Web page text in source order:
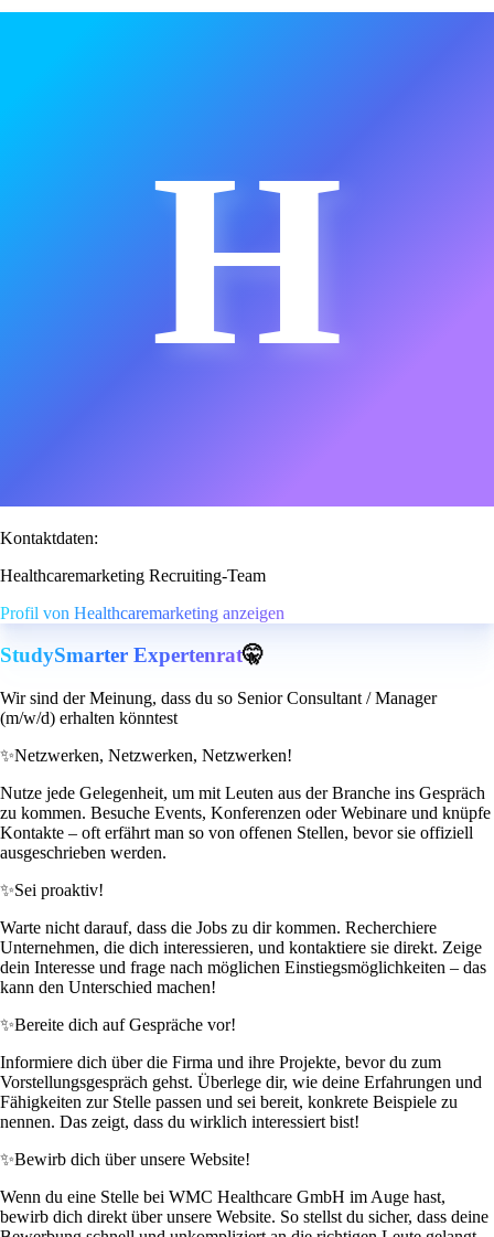
H
Kontaktdaten:
Healthcaremarketing Recruiting-Team
Profil von Healthcaremarketing anzeigen
StudySmarter Expertenrat🤫
Wir sind der Meinung, dass du so Senior Consultant / Manager
(m/w/d) erhalten könntest
✨Netzwerken, Netzwerken, Netzwerken!
Nutze jede Gelegenheit, um mit Leuten aus der Branche ins Gespräch
zu kommen. Besuche Events, Konferenzen oder Webinare und knüpfe
Kontakte – oft erfährt man so von offenen Stellen, bevor sie offiziell
ausgeschrieben werden.
✨Sei proaktiv!
Warte nicht darauf, dass die Jobs zu dir kommen. Recherchiere
Unternehmen, die dich interessieren, und kontaktiere sie direkt. Zeige
dein Interesse und frage nach möglichen Einstiegsmöglichkeiten – das
kann den Unterschied machen!
✨Bereite dich auf Gespräche vor!
Informiere dich über die Firma und ihre Projekte, bevor du zum
Vorstellungsgespräch gehst. Überlege dir, wie deine Erfahrungen und
Fähigkeiten zur Stelle passen und sei bereit, konkrete Beispiele zu
nennen. Das zeigt, dass du wirklich interessiert bist!
✨Bewirb dich über unsere Website!
Wenn du eine Stelle bei WMC Healthcare GmbH im Auge hast,
bewirb dich direkt über unsere Website. So stellst du sicher, dass deine